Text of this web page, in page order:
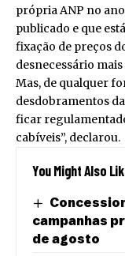
própria ANP no
publicado e que
fixação de preços
desnecessário
Mas, de qualquer
desdobramentos
ficar
cabíveis”, declarou.
You Might Also
campanhas
de agosto